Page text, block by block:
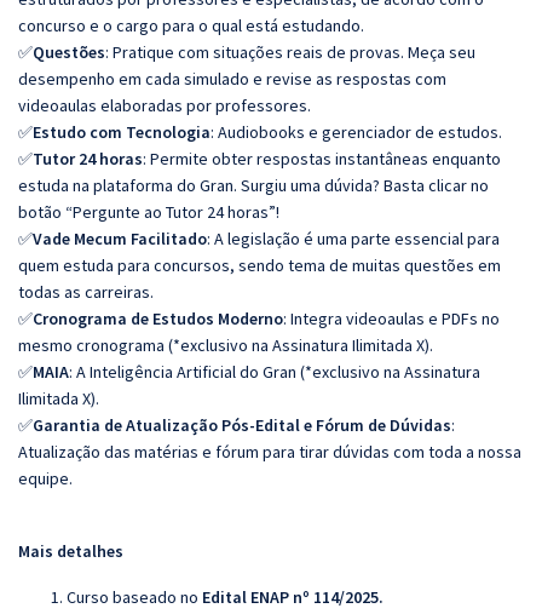
concurso e o cargo para o qual está estudando.
✅Questões: Pratique com situações reais de provas. Meça seu
desempenho em cada simulado e revise as respostas com
videoaulas elaboradas por professores.
✅Estudo com Tecnologia: Audiobooks e gerenciador de estudos.
✅Tutor 24 horas: Permite obter respostas instantâneas enquanto
estuda na plataforma do Gran. Surgiu uma dúvida? Basta clicar no
botão “Pergunte ao Tutor 24 horas”!
✅Vade Mecum Facilitado: A legislação é uma parte essencial para
quem estuda para concursos, sendo tema de muitas questões em
todas as carreiras.
✅Cronograma de Estudos Moderno: Integra videoaulas e PDFs no
mesmo cronograma (*exclusivo na Assinatura Ilimitada X).
✅MAIA: A Inteligência Artificial do Gran (*exclusivo na Assinatura
Ilimitada X).
✅Garantia de Atualização Pós-Edital e Fórum de Dúvidas:
Atualização das matérias e fórum para tirar dúvidas com toda a nossa
equipe.
Mais detalhes
Curso baseado no Edital ENAP nº 114/2025.